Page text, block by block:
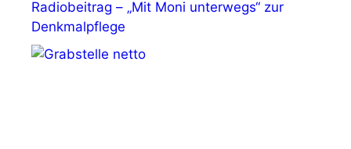
Radiobeitrag – „Mit Moni unterwegs“ zur
Denkmalpflege